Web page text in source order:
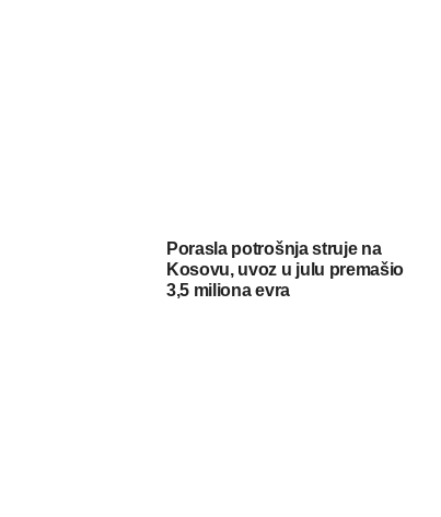
Porasla potrošnja struje na
Kosovu, uvoz u julu premašio
3,5 miliona evra